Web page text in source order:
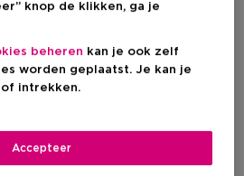
Op voorraad
knop de klikken, ga je
beheren kan je ook zelf
worden geplaatst. Je kan je
intrekken.
Accepteer